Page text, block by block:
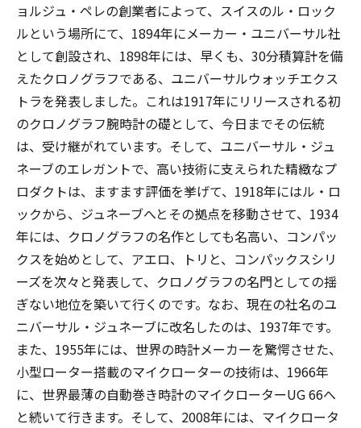
ョルジュ・ペレの創業者によって、スイスのル・ロック
ルという場所にて、1894年にメーカー・ユニバーサル社
として創設され、1898年には、早くも、30分積算計を備
えたクロノグラフである、ユニバーサルウォッチエクス
トラを発表しました。これは1917年にリリースされる初
のクロノグラフ腕時計の礎として、今日までその伝統
は、受け継がれています。そして、ユニバーサル・ジュ
ネーブのエレガントで、高い技術に支えられた精緻なプ
ロダクトは、ますます評価を挙げて、1918年にはル・ロ
ックから、ジュネーブへとその拠点を移動させて、1934
年には、クロノグラフの名作としても名高い、コンパッ
クスを始めとして、アエロ、トリと、コンパックスシリ
ーズを次々と発表して、クロノグラフの名門としての揺
ぎない地位を築いて行くのです。なお、現在の社名のユ
ニバーサル・ジュネーブに改名したのは、1937年です。
また、1955年には、世界の時計メーカーを驚愕させた、
小型ローター搭載のマイクローターの技術は、1966年
に、世界最薄の自動巻き時計のマイクローターUG 66へ
と続いて行きます。そして、2008年には、マイクロータ